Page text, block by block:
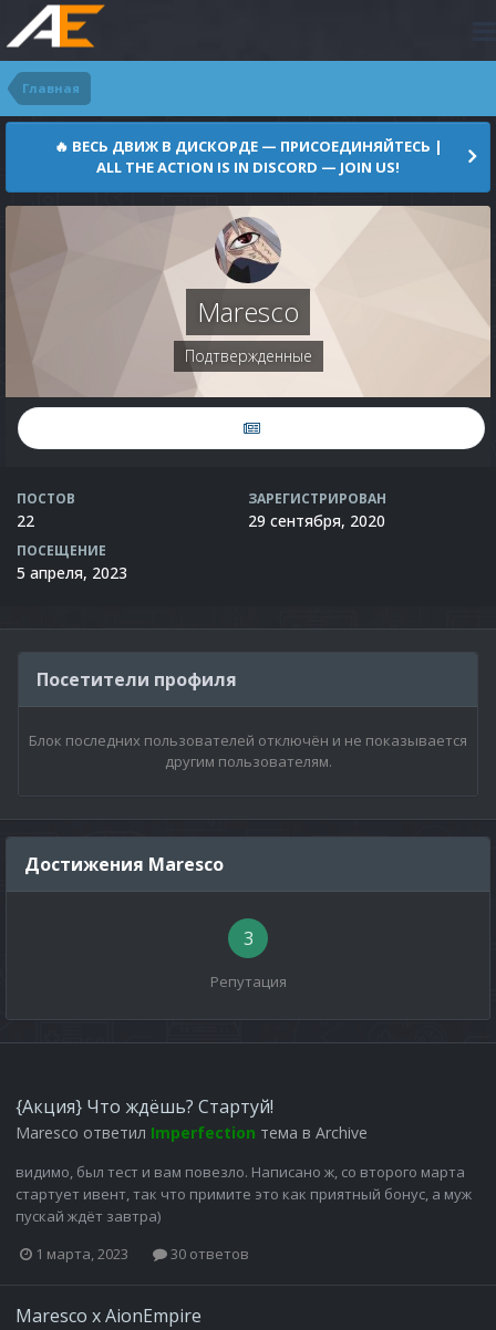
Главная
🔥 ВЕСЬ ДВИЖ В ДИСКОРДЕ — ПРИСОЕДИНЯЙТЕСЬ |
ALL THE ACTION IS IN DISCORD — JOIN US!
Maresco
Подтвержденные
ПОСТОВ
22
ЗАРЕГИСТРИРОВАН
29 сентября, 2020
ПОСЕЩЕНИЕ
5 апреля, 2023
Посетители профиля
Блок последних пользователей отключён и не показывается
другим пользователям.
Достижения Maresco
3
Репутация
{Акция} Что ждёшь? Стартуй!
Maresco ответил Imperfection тема в Archive
видимо, был тест и вам повезло. Написано ж, со второго марта
стартует ивент, так что примите это как приятный бонус, а муж
пускай ждёт завтра)
1 марта, 2023
30 ответов
Maresco x AionEmpire